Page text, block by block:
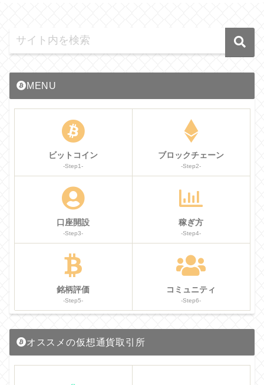
MENU
ビットコイン
-Step1-
ブロックチェーン
-Step2-
口座開設
-Step3-
稼ぎ方
-Step4-
銘柄評価
-Step5-
コミュニティ
-Step6-
オススメの仮想通貨取引所